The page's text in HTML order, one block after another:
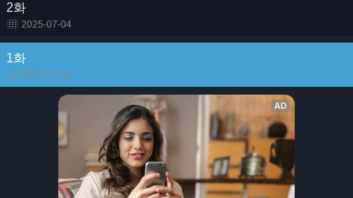
2화
2025-07-04
1화
2025-07-04